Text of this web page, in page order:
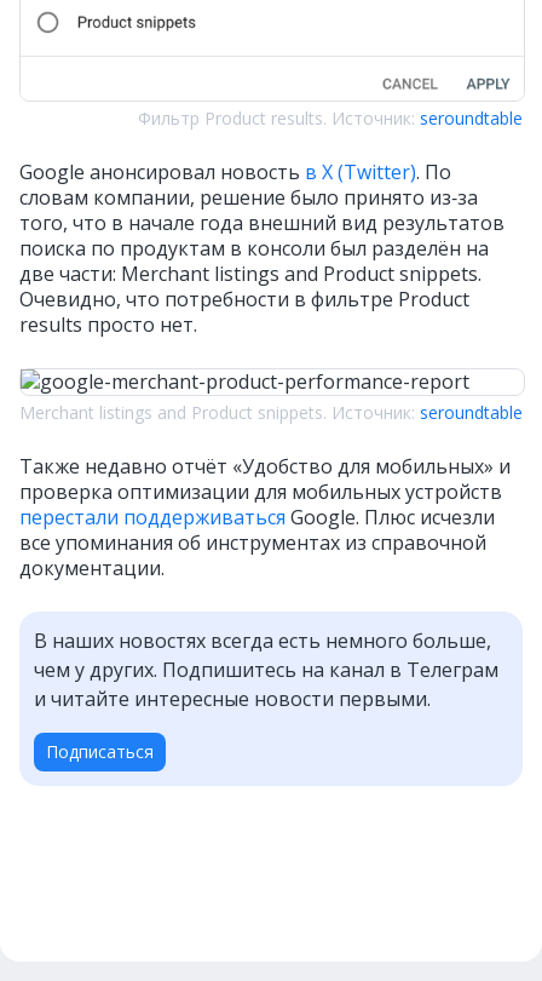
Фильтр Product results. Источник: seroundtable
Google анонсировал новость в X (Twitter). По
словам компании, решение было принято из‑за
того, что в начале года внешний вид результатов
поиска по продуктам в консоли был разделён на
две части: Merchant listings and Product snippets.
Очевидно, что потребности в фильтре Product
results просто нет.
Merchant listings and Product snippets. Источник: seroundtable
Также недавно отчёт «Удобство для мобильных» и
проверка оптимизации для мобильных устройств
перестали поддерживаться Google. Плюс исчезли
все упоминания об инструментах из справочной
документации.
В наших новостях всегда есть немного больше,
чем у других. Подпишитесь на канал в Телеграм
и читайте интересные новости первыми.
Подписаться